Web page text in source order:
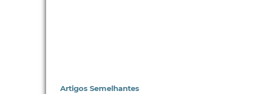
Artigos Semelhantes